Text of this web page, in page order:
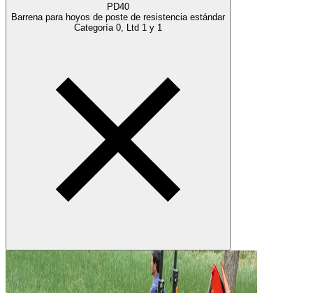
PD40
Barrena para hoyos de poste de resistencia estándar
Categoría 0, Ltd 1 y 1